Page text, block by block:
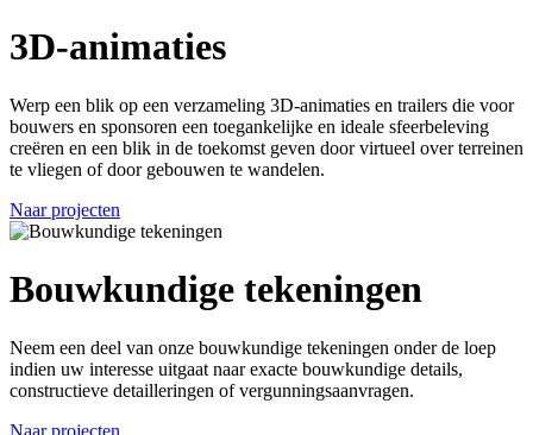
3D-animaties
Werp een blik op een verzameling 3D-animaties en trailers die voor
bouwers en sponsoren een toegankelijke en ideale sfeerbeleving
creëren en een blik in de toekomst geven door virtueel over terreinen
te vliegen of door gebouwen te wandelen.
Naar projecten
Bouwkundige tekeningen
Neem een deel van onze bouwkundige tekeningen onder de loep
indien uw interesse uitgaat naar exacte bouwkundige details,
constructieve detailleringen of vergunningsaanvragen.
Naar projecten